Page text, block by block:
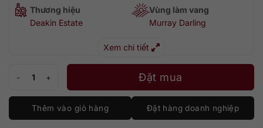
Thương hiệu
Deakin Estate
Vùng làm vang
Murray Darling
Xem chi tiết
Deakin Artisan Shiraz Viognier số lượngĐặt mua
Thêm vào giỏ hàng Đặt hàng doanh nghiệp